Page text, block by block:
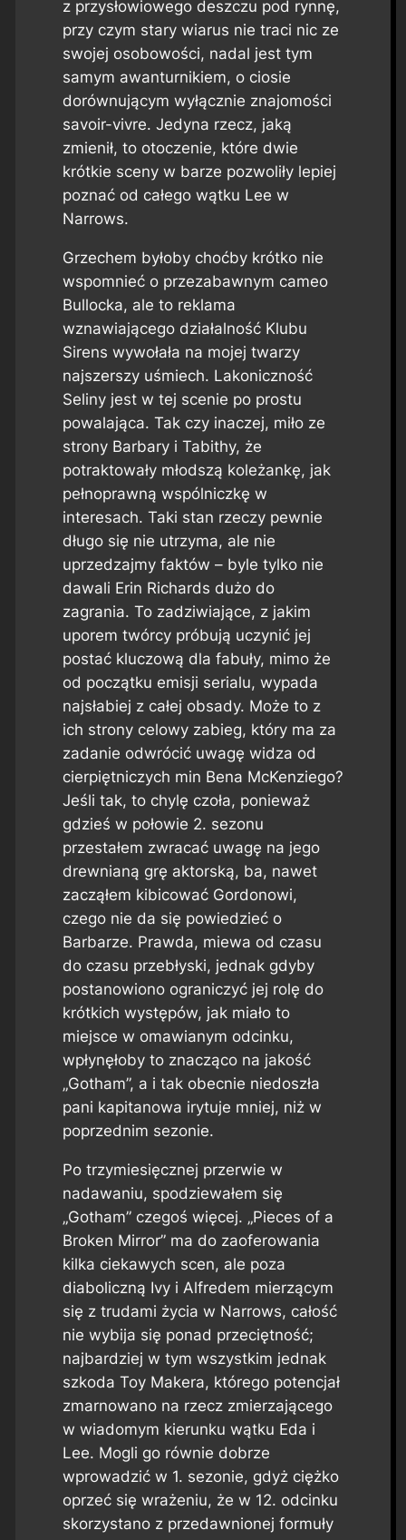
z przysłowiowego deszczu pod rynnę,
przy czym stary wiarus nie traci nic ze
swojej osobowości, nadal jest tym
samym awanturnikiem, o ciosie
dorównującym wyłącznie znajomości
savoir-vivre. Jedyna rzecz, jaką
zmienił, to otoczenie, które dwie
krótkie sceny w barze pozwoliły lepiej
poznać od całego wątku Lee w
Narrows.
Grzechem byłoby choćby krótko nie
wspomnieć o przezabawnym cameo
Bullocka, ale to reklama
wznawiającego działalność Klubu
Sirens wywołała na mojej twarzy
najszerszy uśmiech. Lakoniczność
Seliny jest w tej scenie po prostu
powalająca. Tak czy inaczej, miło ze
strony Barbary i Tabithy, że
potraktowały młodszą koleżankę, jak
pełnoprawną wspólniczkę w
interesach. Taki stan rzeczy pewnie
długo się nie utrzyma, ale nie
uprzedzajmy faktów – byle tylko nie
dawali Erin Richards dużo do
zagrania. To zadziwiające, z jakim
uporem twórcy próbują uczynić jej
postać kluczową dla fabuły, mimo że
od początku emisji serialu, wypada
najsłabiej z całej obsady. Może to z
ich strony celowy zabieg, który ma za
zadanie odwrócić uwagę widza od
cierpiętniczych min Bena McKenziego?
Jeśli tak, to chylę czoła, ponieważ
gdzieś w połowie 2. sezonu
przestałem zwracać uwagę na jego
drewnianą grę aktorską, ba, nawet
zacząłem kibicować Gordonowi,
czego nie da się powiedzieć o
Barbarze. Prawda, miewa od czasu
do czasu przebłyski, jednak gdyby
postanowiono ograniczyć jej rolę do
krótkich występów, jak miało to
miejsce w omawianym odcinku,
wpłynęłoby to znacząco na jakość
„Gotham”, a i tak obecnie niedoszła
pani kapitanowa irytuje mniej, niż w
poprzednim sezonie.
Po trzymiesięcznej przerwie w
nadawaniu, spodziewałem się
„Gotham” czegoś więcej. „Pieces of a
Broken Mirror” ma do zaoferowania
kilka ciekawych scen, ale poza
diaboliczną Ivy i Alfredem mierzącym
się z trudami życia w Narrows, całość
nie wybija się ponad przeciętność;
najbardziej w tym wszystkim jednak
szkoda Toy Makera, którego potencjał
zmarnowano na rzecz zmierzającego
w wiadomym kierunku wątku Eda i
Lee. Mogli go równie dobrze
wprowadzić w 1. sezonie, gdyż ciężko
oprzeć się wrażeniu, że w 12. odcinku
skorzystano z przedawnionej formuły